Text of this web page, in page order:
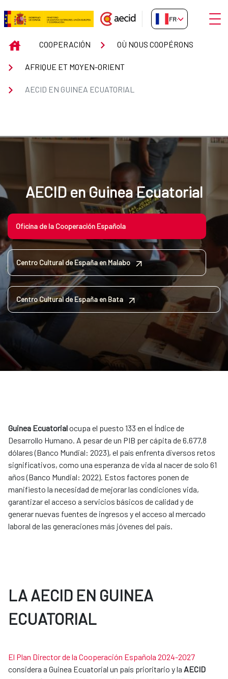
Saut au contenu principal
AECID en Guinea Ecuatorial
FR-FR
INICIOCOOPERACIÓN OÙ NOUS COOPÉRONS
AFRIQUE ET MOYEN-ORIENT
AECID EN GUINEA ECUATORIAL
AECID en Guinea Ecuatorial
Oficina de la Cooperación Española
Centro Cultural de España en Malabo
Centro Cultural de España en Bata
Guinea Ecuatorialocupa el puesto 133 en el Índice de
Desarrollo Humano. A pesar de un PIB per cápita de 6.677,8
dólares (Banco Mundial: 2023), el país enfrenta diversos retos
significativos, como una esperanza de vida al nacer de solo 61
años (Banco Mundial: 2022). Estos factores ponen de
manifiesto la necesidad de mejorar las condiciones vida,
garantizar el acceso a servicios básicos de calidad y de
generar nuevas fuentes de ingresos y el acceso al mercado
laboral de las generaciones más jóvenes del país.
LA AECID EN GUINEA
ECUATORIAL
El Plan Director de la Cooperación Española 2024-2027
considera a Guinea Ecuatorial un país prioritario y la AECID